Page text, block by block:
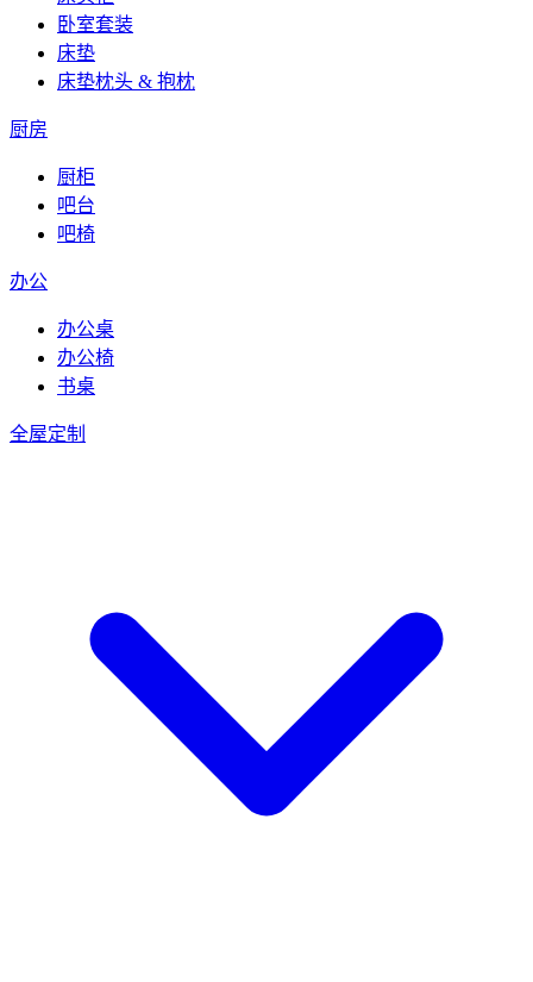
卧室套装
床垫
床垫枕头 & 抱枕
厨房
厨柜
吧台
吧椅
办公
办公桌
办公椅
书桌
全屋定制